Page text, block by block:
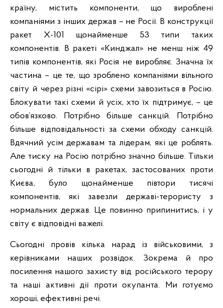
країну, містить компоненти, що вироблені
компаніями з інших держав – не Росії. В конструкції
ракет Х-101 щонайменше 53 типи таких
компонентів. В ракеті «Кинджал» не менш ніж 49
типів компонентів, які Росія не виробляє. Значна їх
частина – це те, що зроблено компаніями вільного
світу й через різні «сірі» схеми завозиться в Росію.
Блокувати такі схеми й усіх, хто їх підтримує, – це
обов’язково. Потрібно більше санкцій. Потрібно
більше відповідальності за схеми обходу санкцій.
Вдячний усім державам та лідерам, які це роблять.
Але тиску на Росію потрібно значно більше. Тільки
сьогодні й тільки в ракетах, застосованих проти
Києва, було щонайменше півтори тисячі
компонентів, які завезли державі-терористу з
нормальних держав. Це повинно припинитись, і у
світу є відповідні важелі.
Сьогодні провів кілька нарад із військовими, з
керівниками наших розвідок. Зокрема й про
посилення нашого захисту від російського терору
та наші активні дії проти окупанта. Ми готуємо
хороші, ефективні речі.